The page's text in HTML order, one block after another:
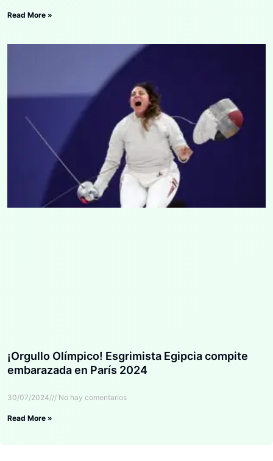
Read More »
¡Orgullo Olímpico! Esgrimista Egipcia compite
embarazada en París 2024
30/07/2024 No hay comentarios
Read More »